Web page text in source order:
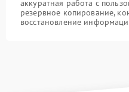
аккуратная работа с
резервное копирование,
восстановление